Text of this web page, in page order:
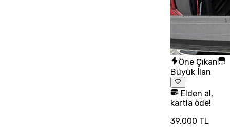
Öne Çıkan
Büyük İlan
Elden al,
kartla öde!
39.000 TL